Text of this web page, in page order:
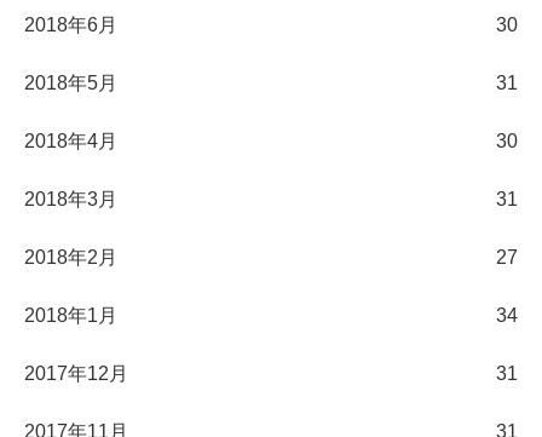
2018年6月 30
2018年5月 31
2018年4月 30
2018年3月 31
2018年2月 27
2018年1月 34
2017年12月 31
2017年11月 31